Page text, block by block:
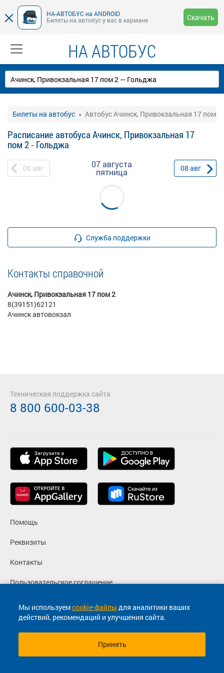
НА-АВТОБУС на ANDROID
Билеты на автобус у вас в кармане
Скачать
НА АВТОБУС
Билеты на автобус Автобус Ачинск, Привокзальная 17 пом
Расписание автобуса Ачинск, Привокзальная 17
пом 2 - Гольджа
06 авг 07 августа
пятница 08 авг
Служба поддержки
Контакты справочной
Ачинск, Привокзальная 17 пом 2
8(39151)62121
Ачинск автовокзал
Мы используемcookie-файлы для аналитики ваших
действий, рекомендаций и улучшения сайта.
Принять
Помощь
Реквизиты
Контакты
Пользовательское соглашение
Политика конфиденциальности
Согласие на маркетинговые сообщения
Техническая поддержка сайта
8 800 600-03-38
© 2013-2026, ООО "Капитал"- Онлайн сервис продажи